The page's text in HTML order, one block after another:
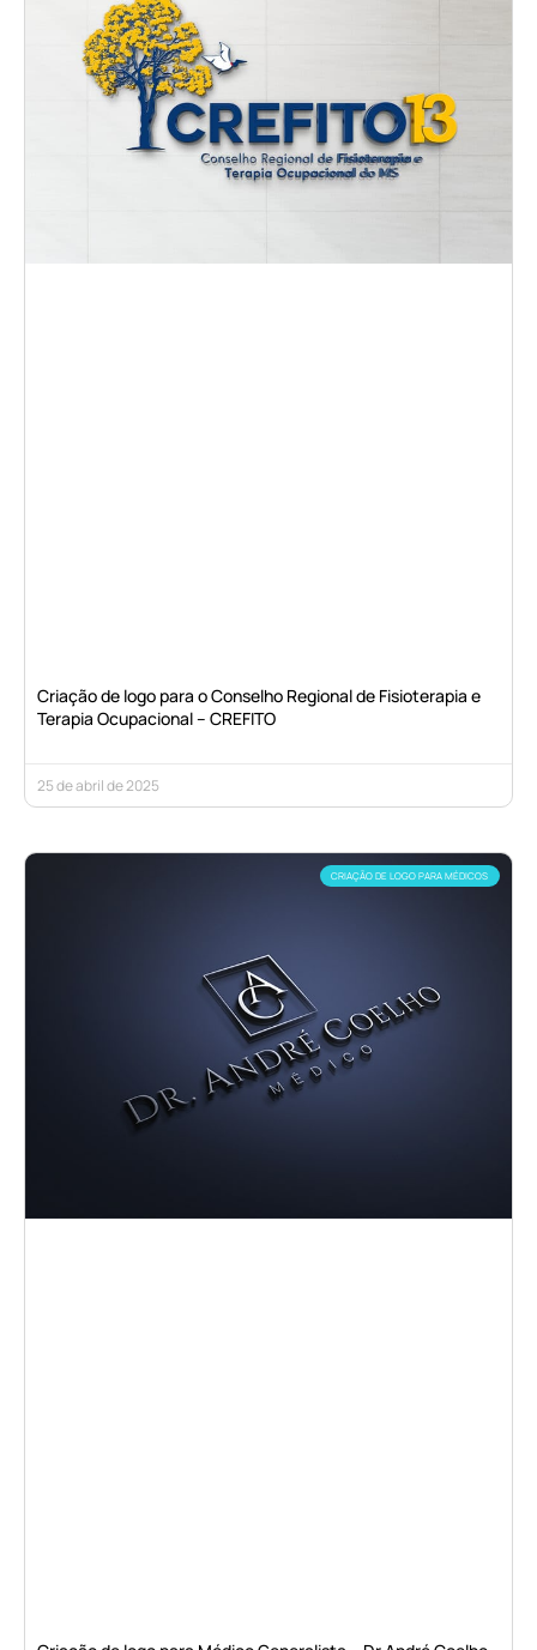
Criação de logo para o Conselho Regional de Fisioterapia e
Terapia Ocupacional – CREFITO
25 de abril de 2025
CRIAÇÃO DE LOGO PARA MÉDICOS